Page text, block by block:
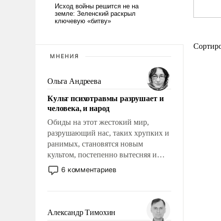
МНЕНИЯ
Ольга Андреева
Культ психотравмы разрушает и
человека, и народ
Обиды на этот жестокий мир,
разрушающий нас, таких хрупких и
ранимых, становятся новым
культом, постепенно вытесняя и
отменяя традиционное требование к
человеку – быть мужественным и
на себя ответственность, помогать
слабым, идти вперед и
6 комментариев
Александр Тимохин